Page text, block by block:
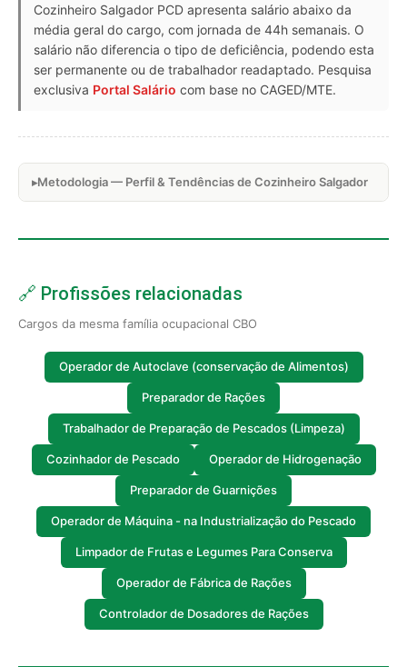
Cozinheiro Salgador PCD apresenta salário abaixo da
média geral do cargo, com jornada de 44h semanais. O
salário não diferencia o tipo de deficiência, podendo esta
ser permanente ou de trabalhador readaptado. Pesquisa
exclusiva Portal Salário com base no CAGED/MTE.
Metodologia — Perfil & Tendências de Cozinheiro Salgador
🔗 Profissões relacionadas
Cargos da mesma família ocupacional CBO
Operador de Autoclave (conservação de Alimentos)
Preparador de Rações
Trabalhador de Preparação de Pescados (Limpeza)
Cozinhador de Pescado Operador de Hidrogenação
Preparador de Guarnições
Operador de Máquina - na Industrialização do Pescado
Limpador de Frutas e Legumes Para Conserva
Operador de Fábrica de Rações
Controlador de Dosadores de Rações